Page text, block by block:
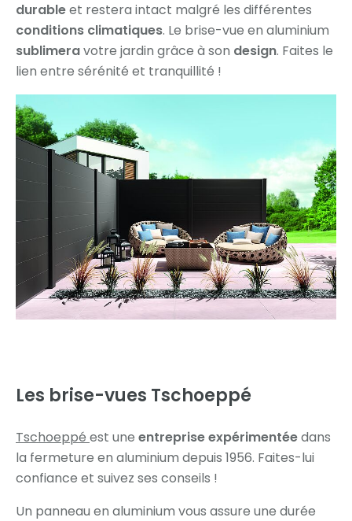
durableet restera intact malgré les différentes
conditions climatiques. Le brise-vue en aluminium
sublimeravotre jardin grâce à son design. Faites le
lien entre sérénité et tranquillité !
Les brise-vues Tschoeppé
Tschoeppé est une entreprise expérimentéedans
la fermeture en aluminium depuis 1956. Faites-lui
confiance et suivez ses conseils !
Un panneau en aluminium vous assure une durée